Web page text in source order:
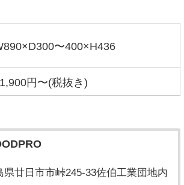
〜400×H436
円〜(税抜き)
県廿日市市峠245-33佐伯工業団地内